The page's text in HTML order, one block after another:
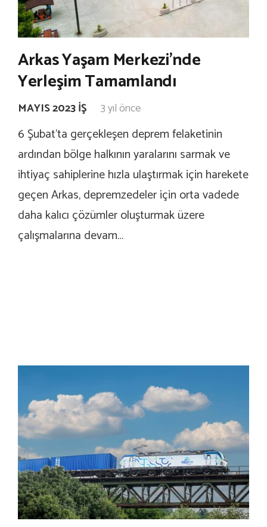
Arkas Yaşam Merkezi’nde
Yerleşim Tamamlandı
MAYIS 2023 İŞ 3 yıl önce
6 Şubat’ta gerçekleşen deprem felaketinin
ardından bölge halkının yaralarını sarmak ve
ihtiyaç sahiplerine hızla ulaştırmak için harekete
geçen Arkas, depremzedeler için orta vadede
daha kalıcı çözümler oluşturmak üzere
çalışmalarına devam…